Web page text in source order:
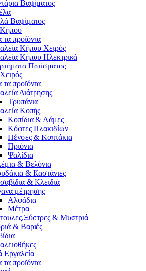
Βαψίματος
Βαψίματος
Κήπου
προϊόντα
Κήπου Χειρός
Κήπου Ηλεκτρικά
Ποτίσματος
προϊόντα
Διάτρησης
Τρυπάνια
Κοπής
Κοπίδια & Λάμες
Κόφτες Πλακιδίων
Πένσες & Κοπτάκια
Πριόνια
Ψαλίδια
& Βελόνια
& Καστάνιες
& Κλειδιά
μέτρησης
Αλφάδια
Μέτρα
& Μυστριά
& Βαριές
Εργαλεία
προϊόντα